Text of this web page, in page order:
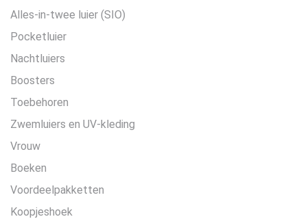
Alles-in-twee luier (SIO)
Pocketluier
Nachtluiers
Boosters
Toebehoren
Zwemluiers en UV-kleding
Vrouw
Boeken
Voordeelpakketten
Koopjeshoek